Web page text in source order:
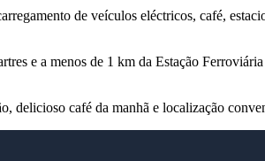
de veículos eléctricos, café,
e a menos de 1 km da Estação
delicioso café da manhã e localização